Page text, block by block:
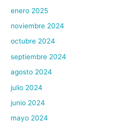
enero 2025
noviembre 2024
octubre 2024
septiembre 2024
agosto 2024
julio 2024
junio 2024
mayo 2024